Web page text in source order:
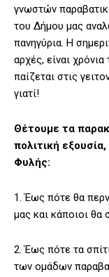
γνωστών
του Δήμου μας
πανηγύρια. Η
αρχές, είναι
παίζεται στις
γιατί!
Θέτουμε τα
πολιτική
Φυλής:
1. Έως πότε θα
μας και κάποιοι θα
2. Έως πότε τα
των ομάδων